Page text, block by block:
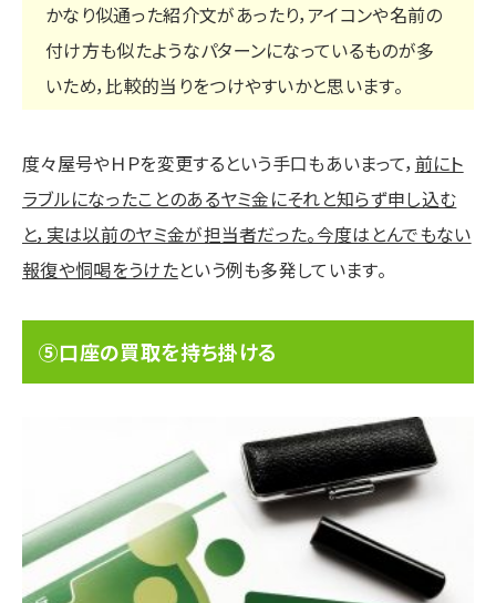
かなり似通った紹介文があったり，アイコンや名前の
付け方も似たようなパターンになっているものが多
いため，比較的当りをつけやすいかと思います。
度々屋号やＨＰを変更するという手口もあいまって， 前にト
ラブルになったことのあるヤミ金にそれと知らず申し込む
と，実は以前のヤミ金が担当者だった。今度はとんでもない
報復や恫喝をうけたという例も多発しています。
⑤口座の買取を持ち掛ける